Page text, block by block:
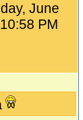
June
PM